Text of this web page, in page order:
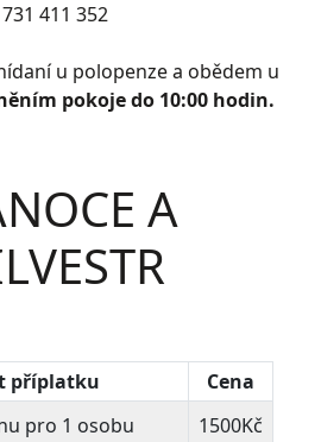
731 411 352
u polopenze a obědem u
pokoje do 10:00 hodin.
A
příplatku
Cena
pro 1 osobu
1500Kč